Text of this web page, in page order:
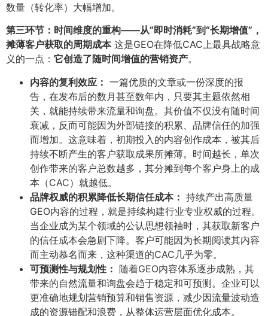
数量（转化率）大幅增加。
第三环节：时间维度的重构——从“即时消耗”到“长期增值”，
摊薄客户获取的周期成本这是GEO在降低CAC上最具战略意
义的一点：​ 它创造了随时间增值的营销资产​。
内容的复利效应：​ 一篇优质的文章或一份深度的报
告，在发布后的数月甚至数年内，只要其主题依然相
关，就能持续带来流量和询盘。其价值不仅没有随时间
衰减，反而可能因为外部链接的积累、品牌信任的加强
而增加。这意味着，初期投入的内容创作成本，被其后
持续不断产生的客户获取成果所摊薄。时间越长，单次
创作带来的客户总数越多，其分摊到每个客户身上的成
本（CAC）就越低。
品牌权威的积累降低长期信任成本：​ 持续产出高质量
GEO内容的过程，就是持续构建行业专业权威的过程。
当企业成为某个领域的公认思想领袖时，其获取新客户
的信任成本会急剧下降。客户可能因为长期阅读其内容
而主动慕名而来，这种渠道的CAC几乎为零。
可预测性与规划性：​ 随着GEO内容体系逐步成熟，其
带来的自然流量和询盘会趋于稳定和可预测。企业可以
更准确地规划营销预算和销售资源，减少因流量波动造
成的资源错配和浪费，从整体运营层面优化成本。